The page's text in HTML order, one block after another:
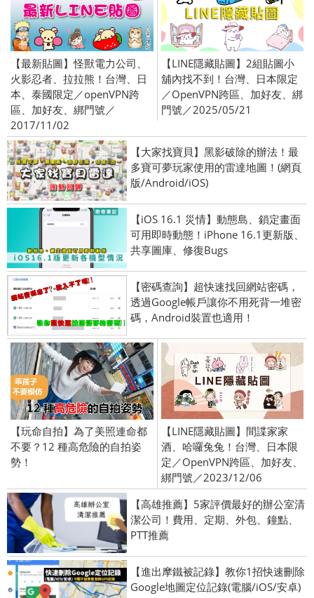
【最新貼圖】怪獸電力公司、
火影忍者、拉拉熊！台灣、日
本、泰國限定／openVPN跨
區、加好友、綁門號／
2017/11/02
【LINE隱藏貼圖】2組貼圖小
舖內找不到！台灣、日本限定
／OpenVPN跨區、加好友、綁
門號／2025/05/21
【大家找寶貝】黑影破除的辦法！最
多寶可夢玩家使用的雷達地圖！(網頁
版/Android/iOS)
【iOS 16.1 災情】動態島、鎖定畫面
可用即時動態！iPhone 16.1更新版、
共享圖庫、修復Bugs
【密碼查詢】超快速找回網站密碼，
透過Google帳戶讓你不用死背一堆密
碼，Android裝置也適用！
【玩命自拍】為了美照連命都
不要？12 種高危險的自拍姿
勢！
【LINE隱藏貼圖】間諜家家
酒、哈囉兔兔！台灣、日本限
定／OpenVPN跨區、加好友、
綁門號／2023/12/06
【高雄推薦】5家評價最好的辦公室清
潔公司！費用、定期、外包、鐘點、
PTT推薦
【進出摩鐵被記錄】教你1招快速刪除
Google地圖定位記錄(電腦/iOS/安卓)